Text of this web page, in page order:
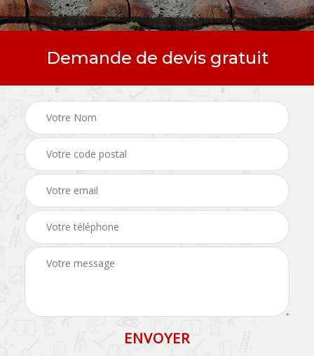
Demande de devis gratuit